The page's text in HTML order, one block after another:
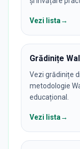
Vezi lista→
Grădinițe
Vezi grădinițe
metodologie
educațional.
Vezi lista→